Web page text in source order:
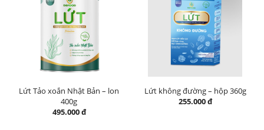
Lứt Tảo xoắn Nhật Bản – lon
400g
495.000 đ
Lứt không đường – hộp 360g
255.000 đ